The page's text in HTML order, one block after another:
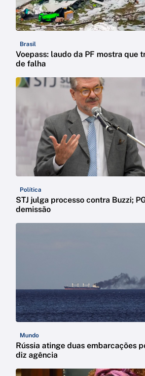
Brasil
Voepass: laudo da PF mostra que
de falha
Política
STJ julga processo contra Buzzi;
demissão
Mundo
Rússia atinge duas embarcações
diz agência